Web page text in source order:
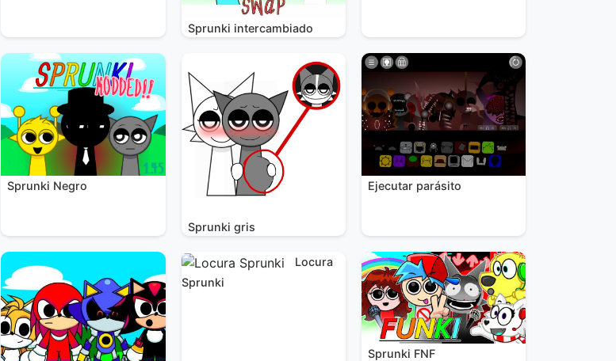
Sprunki intercambiado
Sprunki Negro
Sprunki gris
Ejecutar parásito
Locura
Sprunki
Sprunki FNF